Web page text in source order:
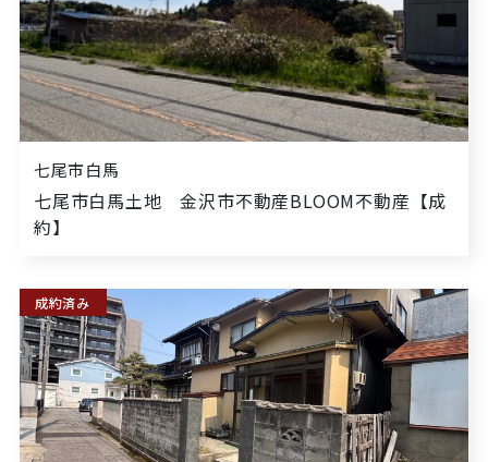
七尾市白馬
七尾市白馬土地 金沢市不動産BLOOM不動産【成
約】
成約済み